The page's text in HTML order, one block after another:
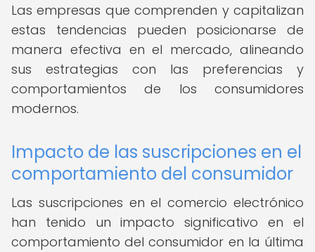
Las empresas que comprenden y capitalizan
estas tendencias pueden posicionarse de
manera efectiva en el mercado, alineando
sus estrategias con las preferencias y
comportamientos de los consumidores
modernos.
Impacto de las suscripciones en el
comportamiento del consumidor
Las suscripciones en el comercio electrónico
han tenido un impacto significativo en el
comportamiento del consumidor en la última